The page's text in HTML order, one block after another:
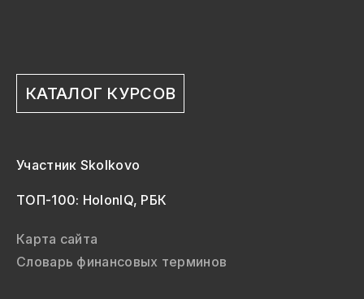
КАТАЛОГ КУРСОВ
Участник Skolkovo
ТОП-100: HolonIQ, РБК
Карта сайта
Словарь финансовых терминов